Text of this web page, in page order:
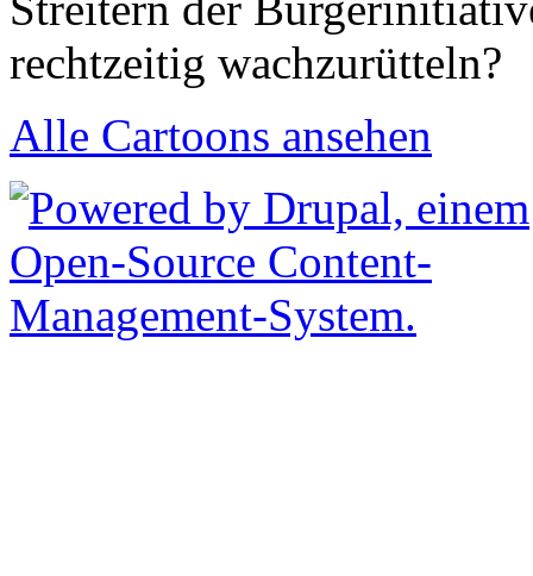
rechtzeitig wachzurütteln?
Alle Cartoons ansehen